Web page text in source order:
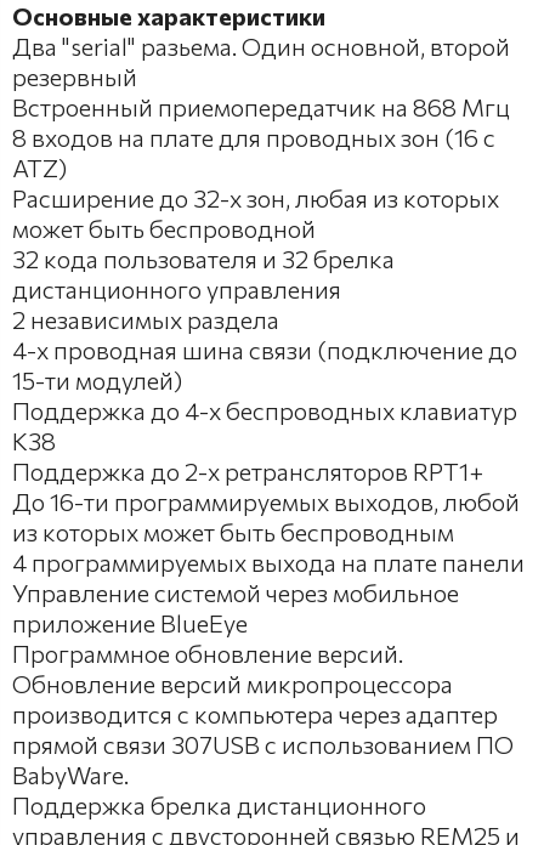
Основные характеристики
Два "serial" разьема. Один основной, второй
резервный
Встроенный приемопередатчик на 868 Мгц
8 входов на плате для проводных зон (16 с
ATZ)
Расширение до 32-х зон, любая из которых
может быть беспроводной
32 кода пользователя и 32 брелка
дистанционного управления
2 независимых раздела
4-х проводная шина связи (подключение до
15-ти модулей)
Поддержка до 4-х беспроводных клавиатур
K38
Поддержка до 2-х ретрансляторов RPT1+
До 16-ти программируемых выходов, любой
из которых может быть беспроводным
4 программируемых выхода на плате панели
Управление системой через мобильное
приложение BlueEye
Программное обновление версий.
Обновление версий микропроцессора
производится с компьютера через адаптер
прямой связи 307USB с использованием ПО
BabyWare.
Поддержка брелка дистанционного
управления с двусторонней связью REM25 и